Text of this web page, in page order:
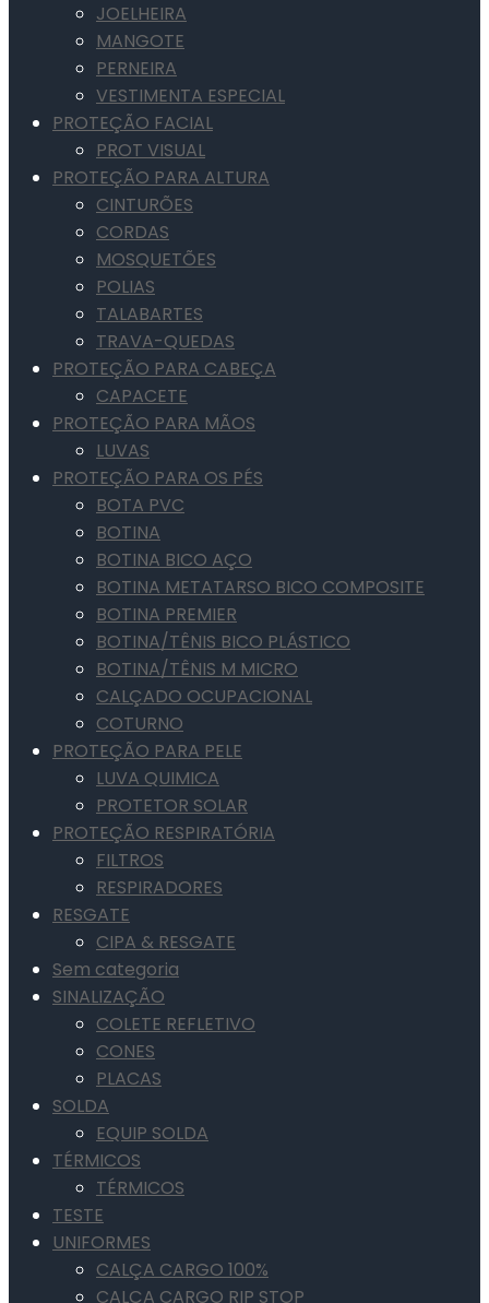
JOELHEIRA
MANGOTE
PERNEIRA
VESTIMENTA ESPECIAL
PROTEÇÃO FACIAL
PROT VISUAL
PROTEÇÃO PARA ALTURA
CINTURÕES
CORDAS
MOSQUETÕES
POLIAS
TALABARTES
TRAVA-QUEDAS
PROTEÇÃO PARA CABEÇA
CAPACETE
PROTEÇÃO PARA MÃOS
LUVAS
PROTEÇÃO PARA OS PÉS
BOTA PVC
BOTINA
BOTINA BICO AÇO
BOTINA METATARSO BICO COMPOSITE
BOTINA PREMIER
BOTINA/TÊNIS BICO PLÁSTICO
BOTINA/TÊNIS M MICRO
CALÇADO OCUPACIONAL
COTURNO
PROTEÇÃO PARA PELE
LUVA QUIMICA
PROTETOR SOLAR
PROTEÇÃO RESPIRATÓRIA
FILTROS
RESPIRADORES
RESGATE
CIPA & RESGATE
Sem categoria
SINALIZAÇÃO
COLETE REFLETIVO
CONES
PLACAS
SOLDA
EQUIP SOLDA
TÉRMICOS
TÉRMICOS
TESTE
UNIFORMES
CALÇA CARGO 100%
CALÇA CARGO RIP STOP